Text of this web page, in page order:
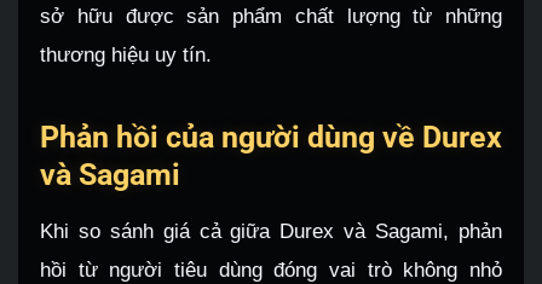
sở hữu được sản phẩm chất lượng từ những
thương hiệu uy tín.
Phản hồi của người dùng về Durex
và Sagami
Khi so sánh giá cả giữa Durex và Sagami, phản
hồi từ người tiêu dùng đóng vai trò không nhỏ